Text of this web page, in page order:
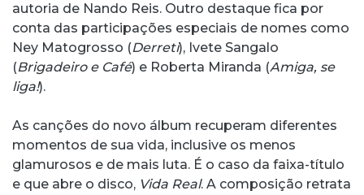
autoria de Nando Reis. Outro destaque fica por
conta das participações especiais de nomes como
Ney Matogrosso (Derreti), Ivete Sangalo
(Brigadeiro e Café) e Roberta Miranda (Amiga, se
liga!).
As canções do novo álbum recuperam diferentes
momentos de sua vida, inclusive os menos
glamurosos e de mais luta. É o caso da faixa-título
e que abre o disco, Vida Real. A composição retrata